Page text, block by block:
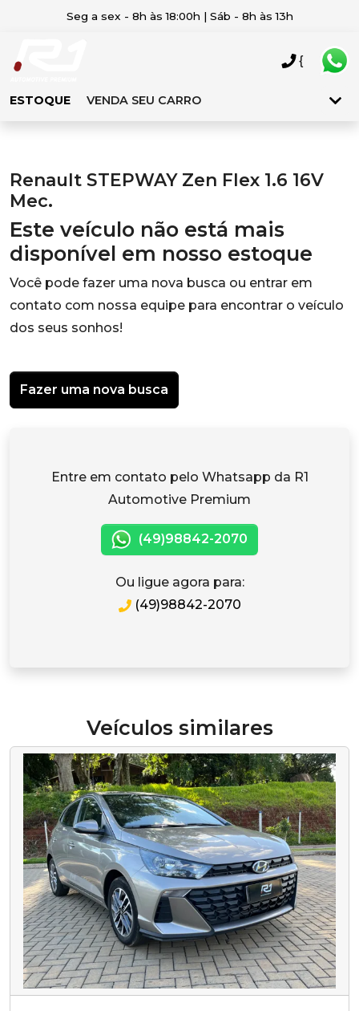
Seg a sex - 8h às 18:00h | Sáb - 8h às 13h
ESTOQUE VENDA SEU CARRO
{
Renault STEPWAY Zen Flex 1.6 16V
Mec.
Este veículo não está mais
disponível em nosso estoque
Você pode fazer uma nova busca ou entrar em
contato com nossa equipe para encontrar o veículo
dos seus sonhos!
Fazer uma nova busca
Entre em contato pelo Whatsapp da R1
Automotive Premium
(49)98842-2070
Ou ligue agora para:
(49)98842-2070
Veículos similares